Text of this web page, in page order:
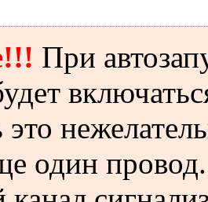
При
один